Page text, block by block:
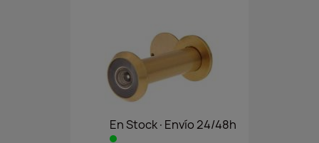
En Stock·Envío 24/48h